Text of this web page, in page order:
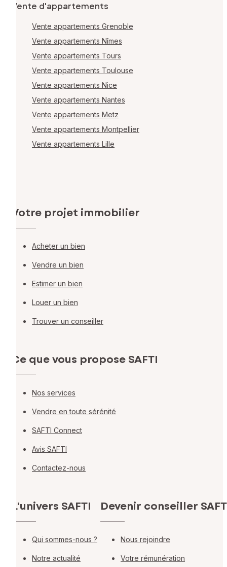
Vente d'appartements
Vente appartements Grenoble
Vente appartements Nîmes
Vente appartements Tours
Vente appartements Toulouse
Vente appartements Nice
Vente appartements Nantes
Vente appartements Metz
Vente appartements Montpellier
Vente appartements Lille
Votre projet immobilier
Acheter un bien
Vendre un bien
Estimer un bien
Louer un bien
Trouver un conseiller
Ce que vous propose SAFTI
Nos services
Vendre en toute sérénité
SAFTI Connect
Avis SAFTI
Contactez-nous
L'univers SAFTI
Qui sommes-nous ?
Notre actualité
Devenir conseiller
Nous rejoindre
Votre rémunération